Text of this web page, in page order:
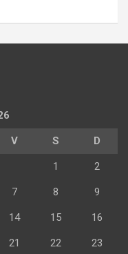
V S D
1 2
7 8 9
14 15 16
21 22 23